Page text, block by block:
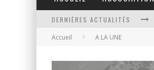
DERNIÈRES ACTUALITÉS
Accueil A LA UNE